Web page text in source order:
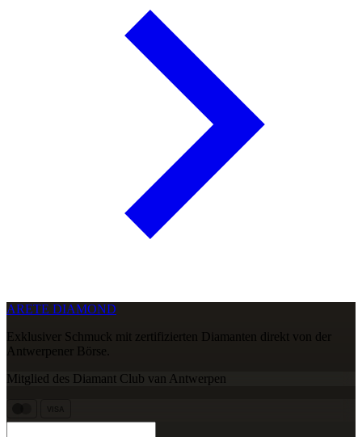
ARETE DIAMOND
Exklusiver Schmuck mit zertifizierten Diamanten direkt von der
Antwerpener Börse.
Mitglied des Diamant Club van Antwerpen